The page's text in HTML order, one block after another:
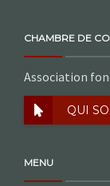
CHAMBRE DE
Association
QUI
MENU